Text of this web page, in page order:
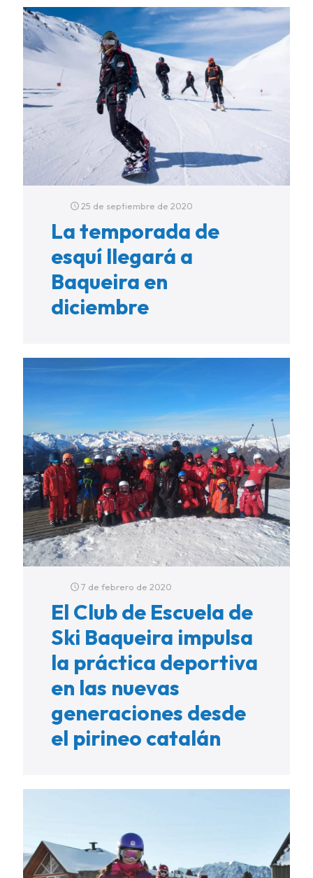
25 de septiembre de 2020
La temporada de
esquí llegará a
Baqueira en
diciembre
7 de febrero de 2020
El Club de Escuela de
Ski Baqueira impulsa
la práctica deportiva
en las nuevas
generaciones desde
el pirineo catalán